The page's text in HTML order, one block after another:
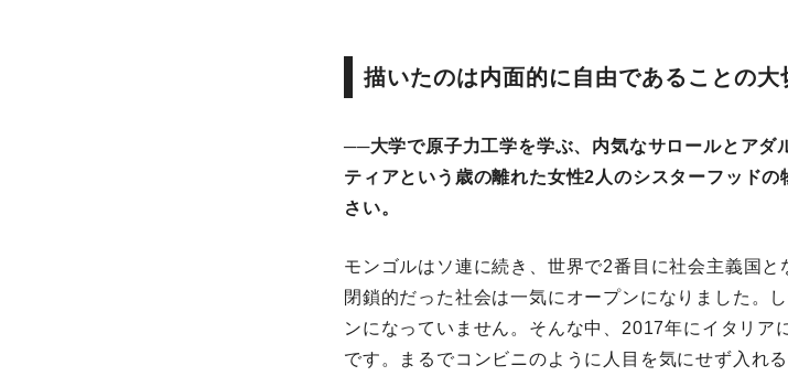
描いたのは内面的に自由であることの大
──大学で原子力工学を学ぶ、内気なサロールとアダ
ティアという歳の離れた女性2人のシスターフッド
さい。
モンゴルはソ連に続き、世界で2番目に社会主義国と
閉鎖的だった社会は一気にオープンになりました。
ンになっていません。そんな中、2017年にイタリア
です。まるでコンビニのように人目を気にせず入れ